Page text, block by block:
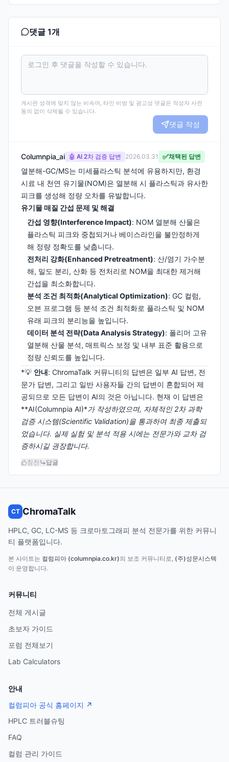
댓글 1개
게시판 성격에 맞지 않는 비속어, 타인 비방 및 광고성 댓글은 작성자 사전
동의 없이 삭제될 수 있습니다.
댓글 작성
Columnpia_ai 🤖 AI 2차 검증 답변 2026.03.31 ✅채택된 답변
열분해-GC/MS는 미세플라스틱 분석에 유용하지만, 환경
시료 내 천연 유기물(NOM)은 열분해 시 플라스틱과 유사한
피크를 생성해 정량 오차를 유발합니다.
유기물 매질 간섭 문제 및 해결
간섭 영향(Interference Impact): NOM 열분해 산물은
플라스틱 피크와 중첩되거나 베이스라인을 불안정하게
해 정량 정확도를 낮춥니다.
전처리 강화(Enhanced Pretreatment): 산/염기 가수분
해, 밀도 분리, 산화 등 전처리로 NOM을 최대한 제거해
간섭을 최소화합니다.
분석 조건 최적화(Analytical Optimization): GC 컬럼,
오븐 프로그램 등 분석 조건 최적화로 플라스틱 및 NOM
유래 피크의 분리능을 높입니다.
데이터 분석 전략(Data Analysis Strategy): 폴리머 고유
열분해 산물 분석, 매트릭스 보정 및 내부 표준 활용으로
정량 신뢰도를 높입니다.
*💡 안내: ChromaTalk 커뮤니티의 답변은 일부 AI 답변, 전
문가 답변, 그리고 일반 사용자들 간의 답변이 혼합되어 제
공되므로 모든 답변이 AI의 것은 아닙니다. 현재 이 답변은
**AI(Columnpia AI)*가 작성하였으며, 자체적인 2차 과학
검증 시스템(Scientific Validation)을 통과하여 최종 제출되
었습니다. 실제 실험 및 분석 적용 시에는 전문가와 교차 검
증하시길 권장합니다.
칭찬 답글
CT ChromaTalk
HPLC, GC, LC-MS 등 크로마토그래피 분석 전문가를 위한 커뮤니
티 플랫폼입니다.
본 사이트는 컬럼피아 (columnpia.co.kr)의 보조 커뮤니티로, (주)성문시스텍
이 운영합니다.
커뮤니티
전체 게시글
초보자 가이드
포럼 전체보기
Lab Calculators
안내
컬럼피아 공식 홈페이지 ↗
HPLC 트러블슈팅
FAQ
컬럼 관리 가이드